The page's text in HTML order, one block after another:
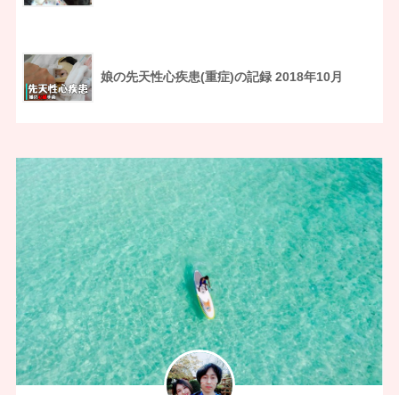
娘の先天性心疾患(重症)の記録 2018年10月